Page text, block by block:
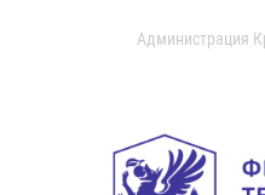
Администрация